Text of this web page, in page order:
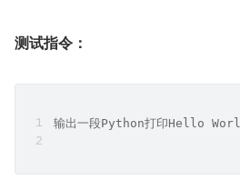
测试指令：
输出一段Python打印Hello